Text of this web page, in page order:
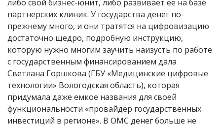
либо свой бизнес-юнит, либо развивает ее на базе
партнерских клиник. У государства денег по-
прежнему много, и они тратятся на цифровизацию
достаточно щедро, подробную инструкцию,
которую нужно многим заучить наизусть по работе
с государственным финансированием дала
Светлана Горшкова (ГБУ «Медицинские цифровые
технологии» Вологодская область), которая
придумала даже емкое названия для своей
функциональности «провайдер государственных
инвестиций в регионе». В ОМС денег больше не